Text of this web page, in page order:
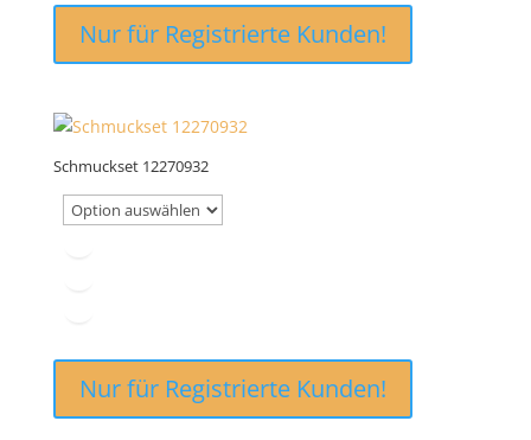
Nur für Registrierte Kunden!
Schmuckset 12270932
Nur für Registrierte Kunden!